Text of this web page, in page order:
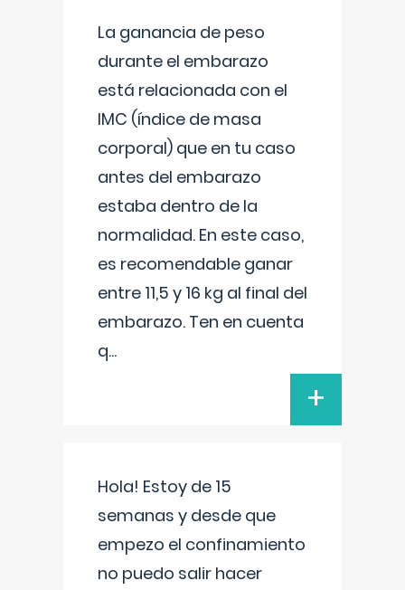
La ganancia de peso
durante el embarazo
está relacionada con el
IMC (índice de masa
corporal) que en tu caso
antes del embarazo
estaba dentro de la
normalidad. En este caso,
es recomendable ganar
entre 11,5 y 16 kg al final del
embarazo. Ten en cuenta
q...
+
Hola! Estoy de 15
semanas y desde que
empezo el confinamiento
no puedo salir hacer